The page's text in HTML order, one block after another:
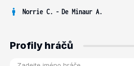
Norrie C. - De Minaur A.
Profily hráčů